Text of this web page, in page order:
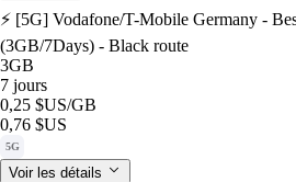
⚡️ [5G] Vodafone/T-Mobile Germany -
(3GB/7Days) - Black route
3GB
7 jours
0,25 $US/GB
0,76 $US
5G
Voir les détails